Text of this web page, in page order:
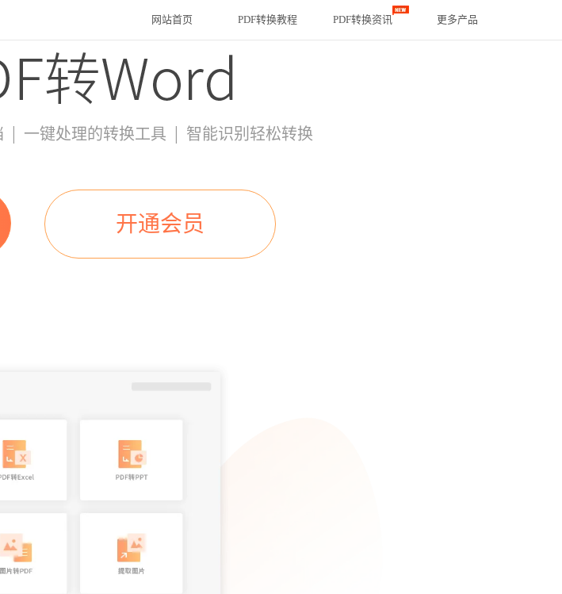
网站首页 PDF转换教程 PDF转换资讯 更多产品
| 一键处理的转换工具 | 智能识别轻松转换
开通会员